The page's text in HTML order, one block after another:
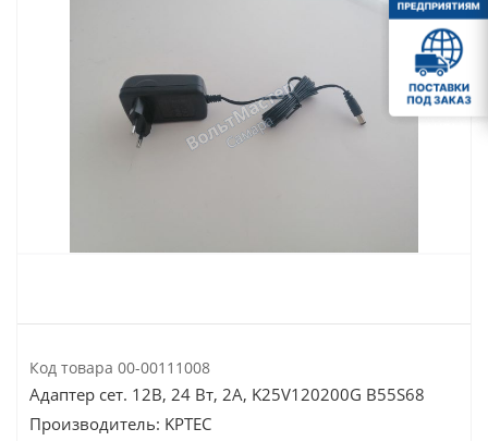
Код товара 00-00111008
Адаптер сет. 12В, 24 Вт, 2А, K25V120200G B55S68
Производитель: KPTEC